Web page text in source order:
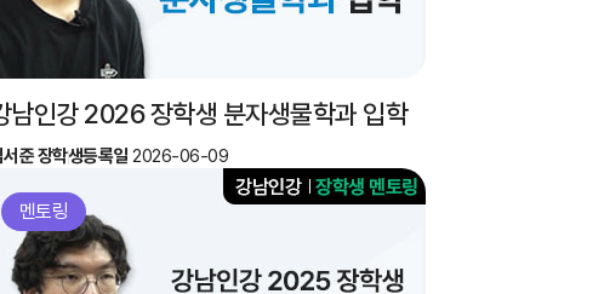
남인강 2026 장학생 분자생물학과 입학
서준 장학생등록일 2026-06-09
멘토링